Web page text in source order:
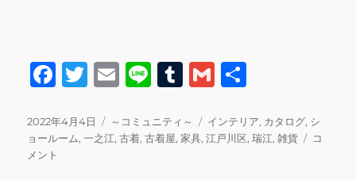
F
c
e
T
it
te
E
ai
l
Li
e
T
m
bl
G
ai
l
投
稿
日:
2022年4月4日
カ
テ
～コミュニティ～
タ
グ
インテリア, カタログ, シ
ョールーム,一之江,古着,古着屋,家具,江戸川区,瑞江,雑貨
今
コ
メント